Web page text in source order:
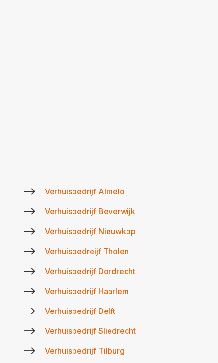
$ Verhuisbedrijf Almelo
$ Verhuisbedrijf Beverwijk
$ Verhuisbedrijf Nieuwkop
$ Verhuisbedreijf Tholen
$ Verhuisbedrijf Dordrecht
$ Verhuisbedrijf Haarlem
$ Verhuisbedrijf Delft
$ Verhuisbedrijf Sliedrecht
$ Verhuisbedrijf Tilburg